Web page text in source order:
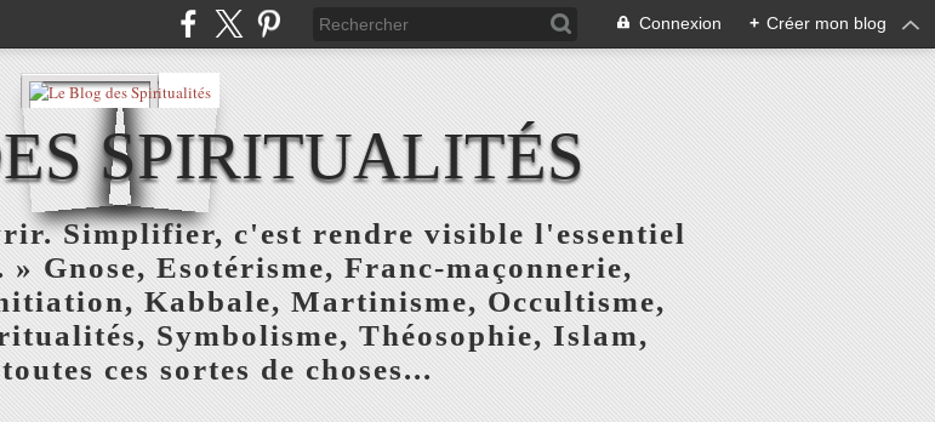
Connexion + Créer mon blog
SPIRITUALITÉS
Simplifier, c'est rendre visible l'essentiel
Gnose, Esotérisme, Franc-maçonnerie,
Kabbale, Martinisme, Occultisme,
Symbolisme, Théosophie, Islam,
ces sortes de choses...